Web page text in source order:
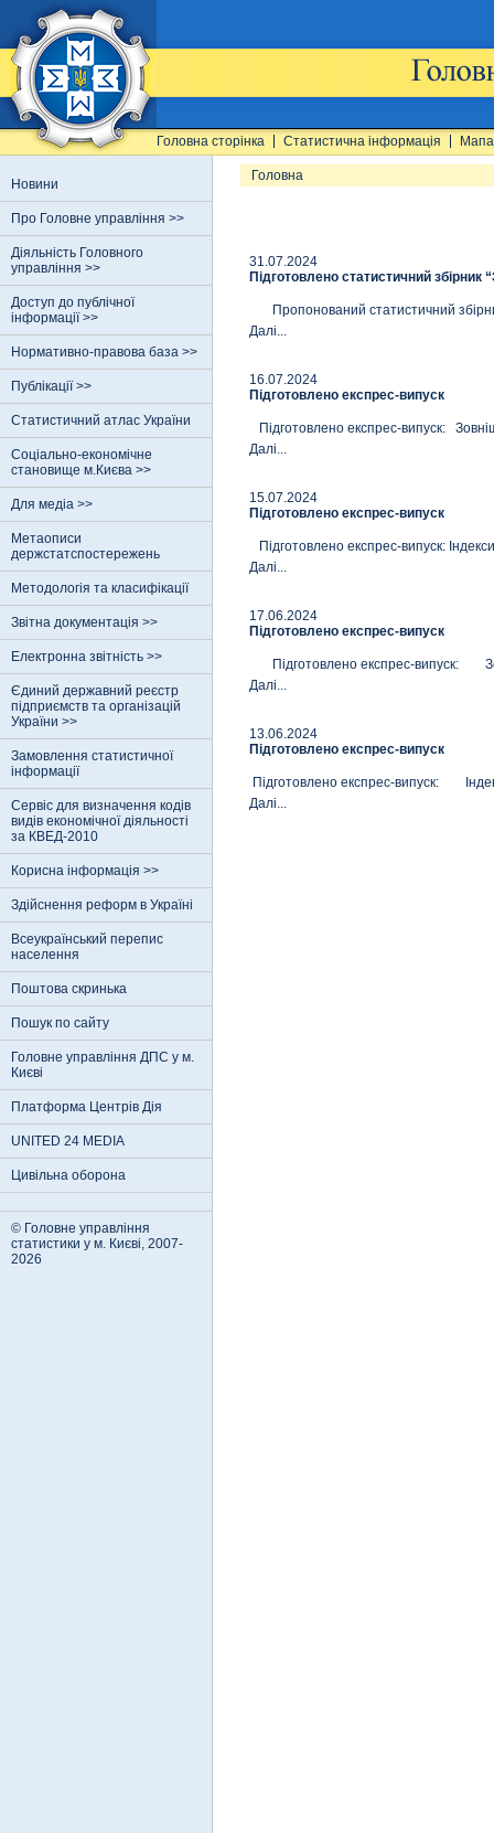
Головна сторінка Статистична інформація
Новини
Про Головне управління >>
Діяльність Головного
управління >>
Доступ до публічної
інформації >>
Нормативно-правова база >>
Публікації >>
Статистичний атлас України
Соціально-економічне
становище м.Києва >>
Для медіа >>
Метаописи
держстатспостережень
Методологія та класифікації
Звітна документація >>
Електронна звітність >>
Єдиний державний реєстр
пiдприємств та органiзацiй
України >>
Замовлення статистичної
інформації
Сервіс для визначення кодів
видів економічної діяльності
за КВЕД-2010
Корисна інформація >>
Здійснення реформ в Україні
Всеукраїнський перепис
населення
Поштова скринька
Пошук по сайту
Головне управління ДПС у м.
Києві
Платформа Центрів Дія
UNITED 24 MEDIA
Цивільна оборона
© Головне управління
статистики у м. Києві, 2007-
2026
Головна
31.07.2024
Підготовлено статистичний збірник
Пропонований статистичний
Далi...
16.07.2024
Підготовлено експрес-випуск
Підготовлено експрес-випуск:
Далi...
15.07.2024
Підготовлено експрес-випуск
Підготовлено експрес-випуск:
Далi...
17.06.2024
Підготовлено експрес-випуск
Підготовлено експрес-випуск:
Далi...
13.06.2024
Підготовлено експрес-випуск
Підготовлено експрес-випуск:
Далi...